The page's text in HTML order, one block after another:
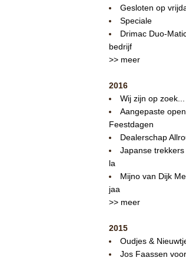
Gesloten op
Speciale
Drimac Duo-
bedrijf
>> meer
2016
Wij zijn op zoek...
Aangepaste
Feestdagen
Dealerschap
Japanse
la
Mijno van Dijk
jaa
>> meer
2015
Oudjes &
Jos Faassen